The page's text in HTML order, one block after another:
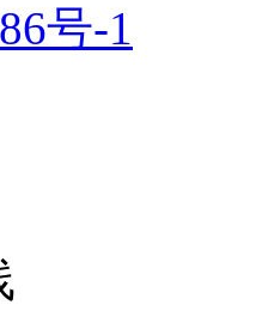
号-1